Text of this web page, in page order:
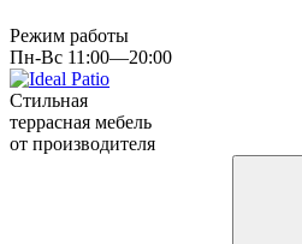
Режим работы
Пн-Вс 11:00—20:00
Стильная
террасная мебель
от производителя